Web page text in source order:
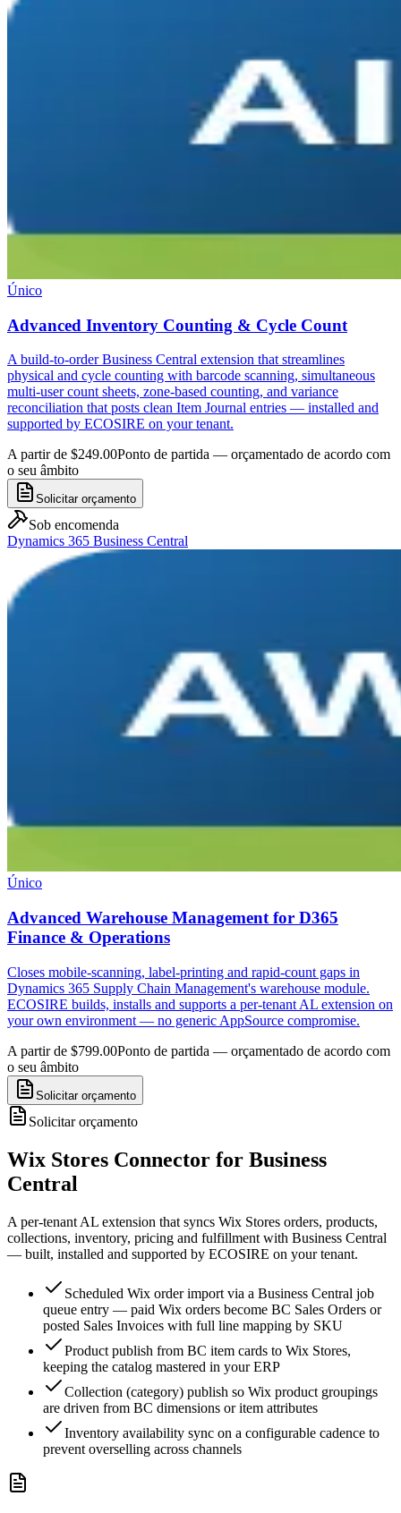
Único
Advanced Inventory Counting & Cycle Count
A build-to-order Business Central extension that streamlines
physical and cycle counting with barcode scanning, simultaneous
multi-user count sheets, zone-based counting, and variance
reconciliation that posts clean Item Journal entries — installed and
supported by ECOSIRE on your tenant.
A partir de $249.00Ponto de partida — orçamentado de acordo com
o seu âmbito
Solicitar orçamento
Sob encomenda
Dynamics 365 Business Central
Único
Advanced Warehouse Management for D365
Finance & Operations
Closes mobile-scanning, label-printing and rapid-count gaps in
Dynamics 365 Supply Chain Management's warehouse module.
ECOSIRE builds, installs and supports a per-tenant AL extension on
your own environment — no generic AppSource compromise.
A partir de $799.00Ponto de partida — orçamentado de acordo com
o seu âmbito
Solicitar orçamento
Solicitar orçamento
Wix Stores Connector for Business
Central
A per-tenant AL extension that syncs Wix Stores orders, products,
collections, inventory, pricing and fulfillment with Business Central
— built, installed and supported by ECOSIRE on your tenant.
Scheduled Wix order import via a Business Central job
queue entry — paid Wix orders become BC Sales Orders or
posted Sales Invoices with full line mapping by SKU
Product publish from BC item cards to Wix Stores,
keeping the catalog mastered in your ERP
Collection (category) publish so Wix product groupings
are driven from BC dimensions or item attributes
Inventory availability sync on a configurable cadence to
prevent overselling across channels